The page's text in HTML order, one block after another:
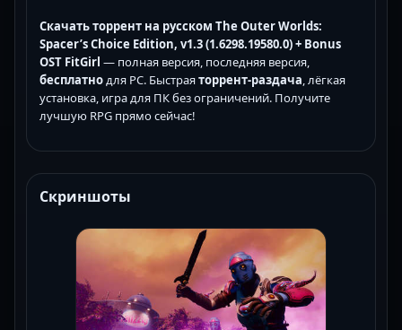
Скачать торрент на русском The Outer Worlds:
Spacer’s Choice Edition, v1.3 (1.6298.19580.0) + Bonus
OST FitGirl — полная версия, последняя версия,
бесплатнодля PC. Быстраяторрент-раздача, лёгкая
установка, игра для ПК без ограничений. Получите
лучшую RPG прямо сейчас!
Скриншоты